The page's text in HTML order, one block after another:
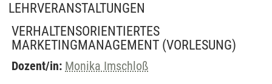
LEHRVERANSTALTUNGEN
VERHALTENSORIENTIERTES
MARKETINGMANAGEMENT (VORLESUNG)
Dozent/in: Monika Imschloß